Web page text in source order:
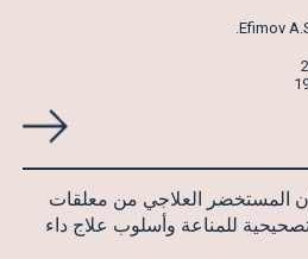
Efimov
1002968 اليونان المستخضر العلاجي من معلقات
تصحيحية للمناعة وأسلوب علاج داء